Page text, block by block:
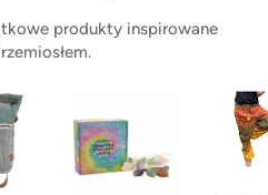
produkty inspirowane